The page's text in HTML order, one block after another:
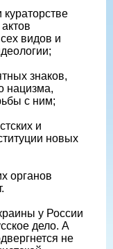
видов и
знаков,
нацизма,
с ним;
и
новых
органов
у России
дело. А
не